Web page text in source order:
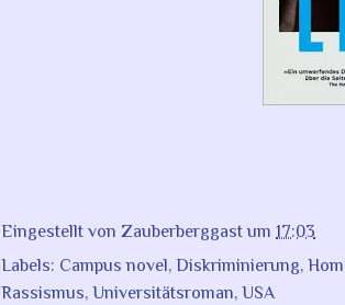
Eingestellt von Zauberberggastum 17:03
Labels: Campus novel, Diskriminierung,
Rassismus, Universitätsroman, USA